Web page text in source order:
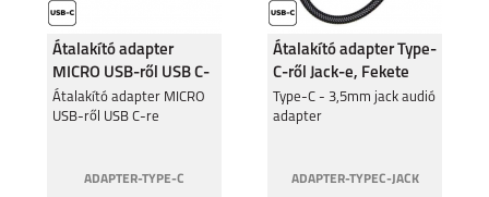
Átalakító adapter
MICRO USB-ről USB C-
re
Átalakító adapter MICRO
USB-ről USB C-re
ADAPTER-TYPE-C
Átalakító adapter Type-
C-ről Jack-e, Fekete
Type-C - 3,5mm jack audió
adapter
ADAPTER-TYPEC-JACK